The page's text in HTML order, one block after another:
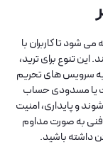
شود تا کاربران با
این تنوع برای ترید،
سرویس های تحریم
یا مسدودی حساب
و پایداری، امنیت
به صورت مداوم
داشته باشید.